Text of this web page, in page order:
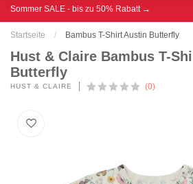
Sommer SALE - bis zu 50% Rabatt →
Startseite / Bambus T-Shirt Austin Butterfly
Hust & Claire Bambus T-
Butterfly
HUST & CLAIRE (0)